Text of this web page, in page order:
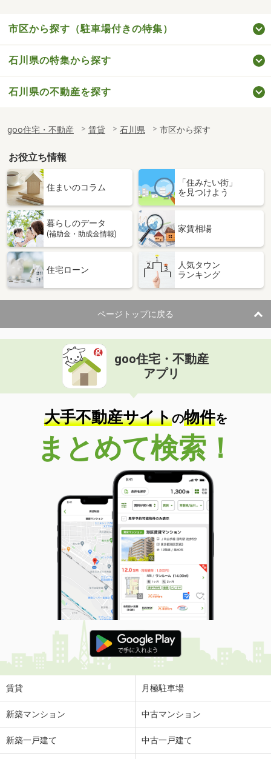
市区から探す（駐車場付きの特集）
石川県の特集から探す
石川県の不動産を探す
goo住宅・不動産 賃貸 石川県 市区から探す
お役立ち情報
住まいのコラム
「住みたい街」
を見つけよう
暮らしのデータ
(補助金・助成金情報)
家賃相場
住宅ローン
人気タウン
ランキング
ページトップに戻る
goo住宅・不動産
アプリ
大手不動産サイトの物件を
まとめて検索！
賃貸 月極駐車場
新築マンション 中古マンション
新築一戸建て 中古一戸建て